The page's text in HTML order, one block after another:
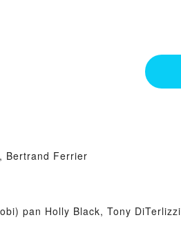
Bertrand Ferrier
pan Holly Black, Tony